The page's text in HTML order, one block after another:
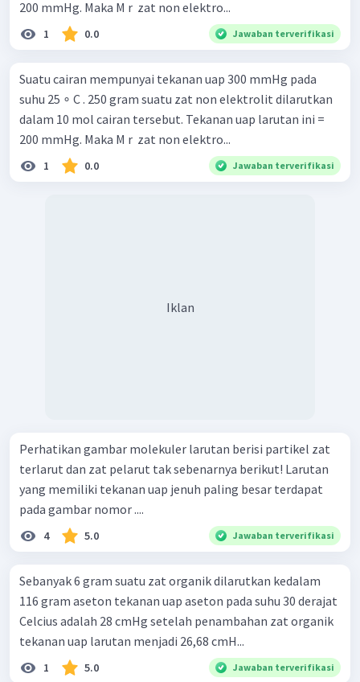
200 mmHg. Maka M r ​ zat non elektro...
1 0.0 Jawaban terverifikasi
Suatu cairan mempunyai tekanan uap 300 mmHg pada
suhu 25 ∘ C . 250 gram suatu zat non elektrolit dilarutkan
dalam 10 mol cairan tersebut. Tekanan uap larutan ini =
200 mmHg. Maka M r ​ zat non elektro...
1 0.0 Jawaban terverifikasi
Iklan
Perhatikan gambar molekuler larutan berisi partikel zat
terlarut dan zat pelarut tak sebenarnya berikut! Larutan
yang memiliki tekanan uap jenuh paling besar terdapat
pada gambar nomor ....
4 5.0 Jawaban terverifikasi
Sebanyak 6 gram suatu zat organik dilarutkan kedalam
116 gram aseton tekanan uap aseton pada suhu 30 derajat
Celcius adalah 28 cmHg setelah penambahan zat organik
tekanan uap larutan menjadi 26,68 cmH...
1 5.0 Jawaban terverifikasi